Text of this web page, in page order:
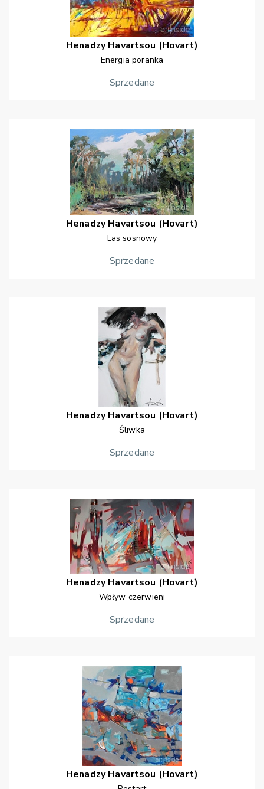
Henadzy Havartsou (Hovart)
Energia poranka
Sprzedane
Henadzy Havartsou (Hovart)
Las sosnowy
Sprzedane
Henadzy Havartsou (Hovart)
Śliwka
Sprzedane
Henadzy Havartsou (Hovart)
Wpływ czerwieni
Sprzedane
Henadzy Havartsou (Hovart)